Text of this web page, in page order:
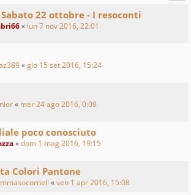
22 ottobre - I resoconti
« lun 7 nov 2016, 22:01
«gio 15 set 2016, 15:24
« mer 24 ago 2016, 0:08
poco conosciuto
«dom 1 mag 2016, 19:15
Colori Pantone
«ven 1 apr 2016, 15:08